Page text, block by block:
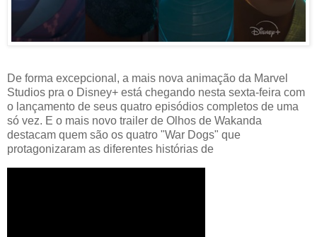
De forma excepcional, a mais nova animação da Marvel
Studios pra o Disney+ está chegando nesta sexta-feira com
o lançamento de seus quatro episódios completos de uma
só vez. E o mais novo trailer de Olhos de Wakanda
destacam quem são os quatro "War Dogs" que
protagonizaram as diferentes histórias de